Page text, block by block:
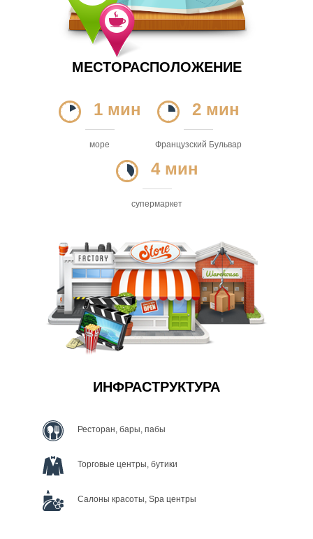
МЕСТОРАСПОЛОЖЕНИЕ
1 мин
море
2 мин
Французский Бульвар
4 мин
супермаркет
ИНФРАСТРУКТУРА
Ресторан, бары, пабы
Торговые центры, бутики
Салоны красоты, Spa центры